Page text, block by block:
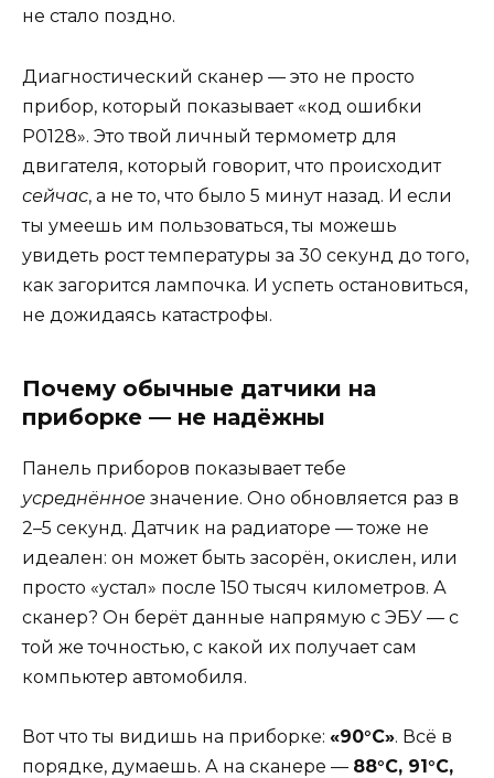
не стало поздно.
Диагностический сканер — это не просто
прибор, который показывает «код ошибки
P0128». Это твой личный термометр для
двигателя, который говорит, что происходит
сейчас, а не то, что было 5 минут назад. И если
ты умеешь им пользоваться, ты можешь
увидеть рост температуры за 30 секунд до того,
как загорится лампочка. И успеть остановиться,
не дожидаясь катастрофы.
Почему обычные датчики на
приборке — не надёжны
Панель приборов показывает тебе
усреднённое значение. Оно обновляется раз в
2–5 секунд. Датчик на радиаторе — тоже не
идеален: он может быть засорён, окислен, или
просто «устал» после 150 тысяч километров. А
сканер? Он берёт данные напрямую с ЭБУ — с
той же точностью, с какой их получает сам
компьютер автомобиля.
Вот что ты видишь на приборке: «90°C». Всё в
порядке, думаешь. А на сканере — 88°C, 91°C,